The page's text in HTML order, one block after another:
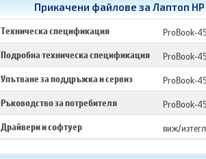
Прикачени файлове за Лаптоп HP
Техническа спецификация ProBook-
Подробна техническа спецификация
ProBook-
Упътване за поддръжка и сервиз
ProBook-
Ръководство за потребителя
ProBook-
Драйвери и софтуер
виж/